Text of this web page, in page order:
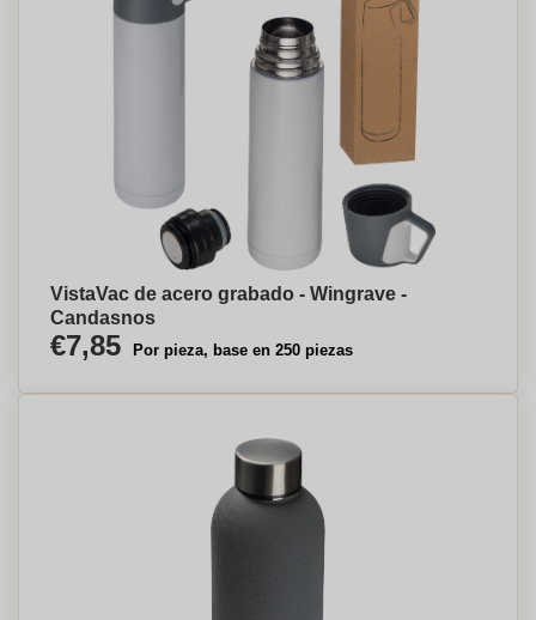
VistaVac de acero grabado - Wingrave -
Candasnos
€7,85 Por pieza, base en 250 piezas